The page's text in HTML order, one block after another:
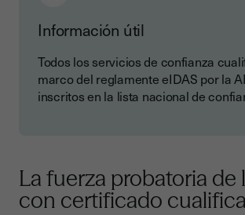
Información útil
Todos los servicios de confianza
marco del reglamente eIDAS por la
inscritos en la lista nacional de
La fuerza probatoria de
con certificado